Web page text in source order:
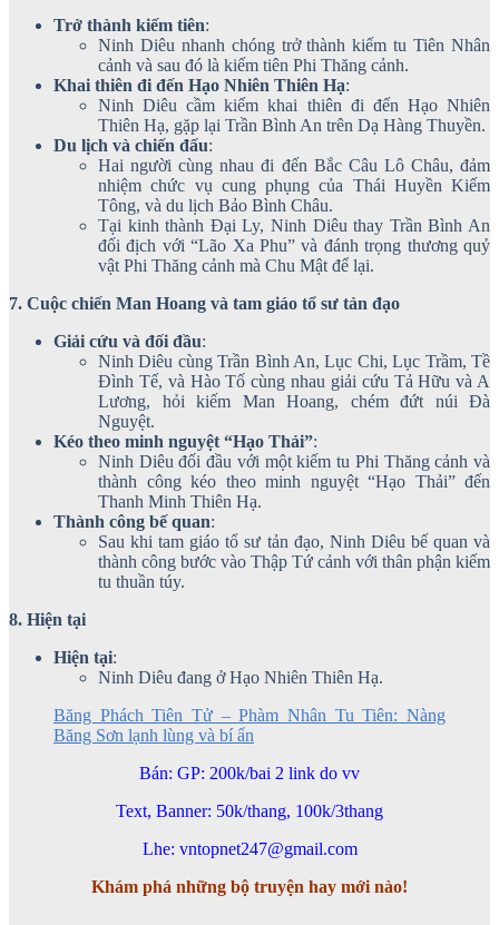
Trở thành kiếm tiên:
Ninh Diêu nhanh chóng trở thành kiếm tu Tiên Nhân
cảnh và sau đó là kiếm tiên Phi Thăng cảnh.
Khai thiên đi đến Hạo Nhiên Thiên Hạ:
Ninh Diêu cầm kiếm khai thiên đi đến Hạo Nhiên
Thiên Hạ, gặp lại Trần Bình An trên Dạ Hàng Thuyền.
Du lịch và chiến đấu:
Hai người cùng nhau đi đến Bắc Câu Lô Châu, đảm
nhiệm chức vụ cung phụng của Thái Huyền Kiếm
Tông, và du lịch Bảo Bình Châu.
Tại kinh thành Đại Ly, Ninh Diêu thay Trần Bình An
đối địch với “Lão Xa Phu” và đánh trọng thương quỷ
vật Phi Thăng cảnh mà Chu Mật để lại.
7. Cuộc chiến Man Hoang và tam giáo tổ sư tản đạo
Giải cứu và đối đầu:
Ninh Diêu cùng Trần Bình An, Lục Chi, Lục Trầm, Tề
Đình Tế, và Hào Tố cùng nhau giải cứu Tả Hữu và A
Lương, hỏi kiếm Man Hoang, chém đứt núi Đà
Nguyệt.
Kéo theo minh nguyệt “Hạo Thải”:
Ninh Diêu đối đầu với một kiếm tu Phi Thăng cảnh và
thành công kéo theo minh nguyệt “Hạo Thải” đến
Thanh Minh Thiên Hạ.
Thành công bế quan:
Sau khi tam giáo tổ sư tản đạo, Ninh Diêu bế quan và
thành công bước vào Thập Tứ cảnh với thân phận kiếm
tu thuần túy.
8. Hiện tại
Hiện tại:
Ninh Diêu đang ở Hạo Nhiên Thiên Hạ.
Băng Phách Tiên Tử – Phàm Nhân Tu Tiên: Nàng
Băng Sơn lạnh lùng và bí ẩn
Bán: GP: 200k/bai 2 link do vv
Text, Banner: 50k/thang, 100k/3thang
Lhe: vntopnet247@gmail.com
Khám phá những bộ truyện hay mới nào!